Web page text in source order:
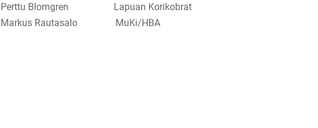
Perttu Blomgren Lapuan Korikobrat
Markus Rautasalo MuKi/HBA